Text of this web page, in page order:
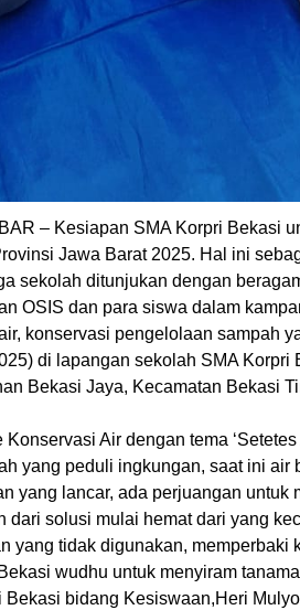
– Kesiapan SMA Korpri Bekasi
Jawa Barat 2025. Hal ini
sekolah ditunjukan dengan
OSIS dan para siswa dalam
konservasi pengelolaan sampah
di lapangan sekolah SMA Korpri
Bekasi Jaya, Kecamatan Bekasi
Air dengan tema ‘Setetes
yang peduli ingkungan, saat ini air
yang lancar, ada perjuangan untuk
dari solusi mulai hemat dari yang
yang tidak digunakan, memperbaki
wudhu untuk menyiram
Bekasi bidang Kesiswaan,Heri